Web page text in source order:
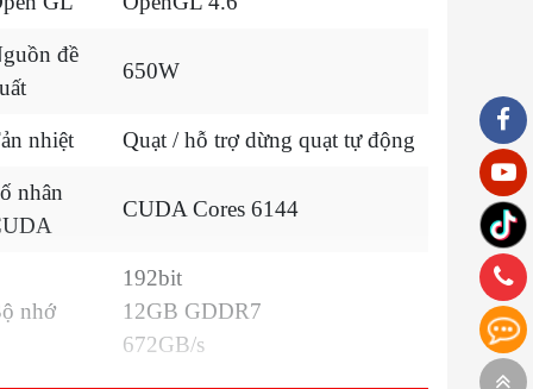
đề
650W
nhiệt Quạt / hỗ trợ dừng quạt tự động
nhân
CUDA Cores 6144
nhớ
192bit
12GB GDDR7
672GB/s